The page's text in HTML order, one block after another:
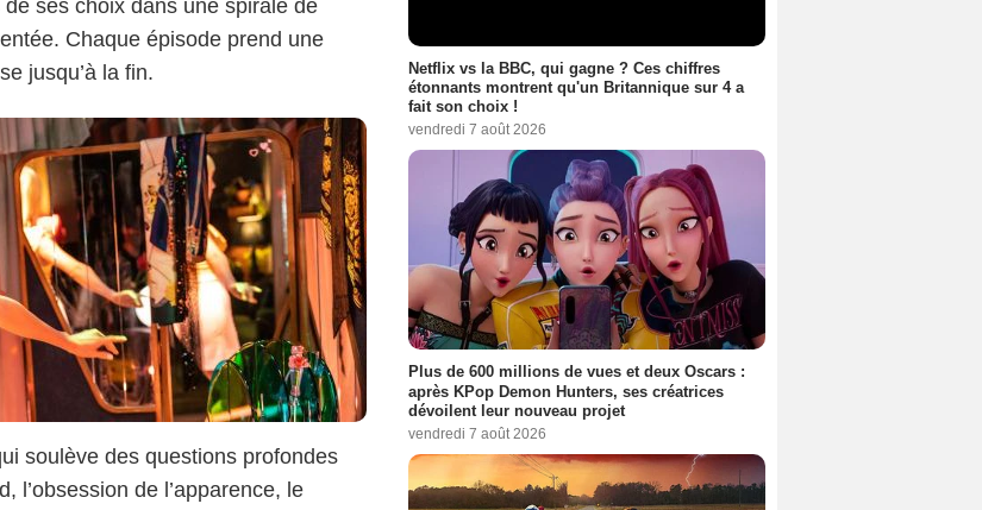
ses choix dans une spirale de
Chaque épisode prend une
jusqu’à la fin.
soulève des questions profondes
l’obsession de l’apparence, le
Netflix vs la BBC, qui gagne ? Ces chiffres
étonnants montrent qu'un Britannique sur 4 a
fait son choix !
vendredi 7 août 2026
Plus de 600 millions de vues et deux Oscars :
après KPop Demon Hunters, ses créatrices
dévoilent leur nouveau projet
vendredi 7 août 2026